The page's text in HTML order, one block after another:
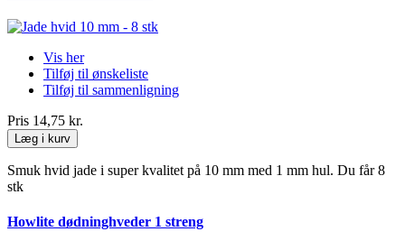
Vis her
Tilføj til ønskeliste
Tilføj til sammenligning
Pris 14,75 kr.
Læg i kurv
Smuk hvid jade i super kvalitet på 10 mm med 1 mm hul. Du får 8
stk
Howlite dødninghveder 1 streng